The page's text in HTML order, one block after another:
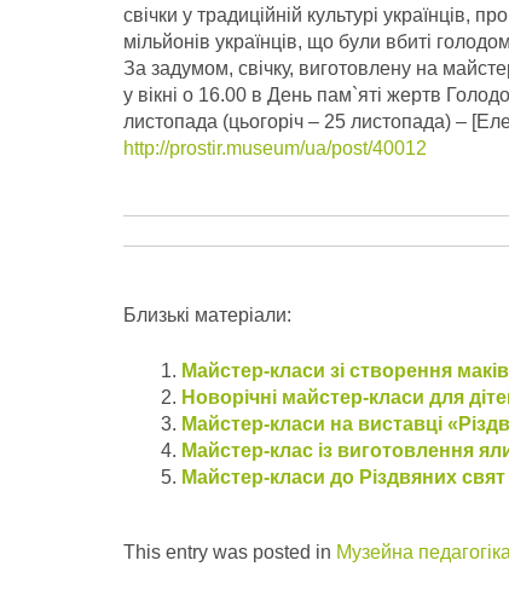
свічки у традиційній культурі українців,
мільйонів українців, що були вбиті
За задумом, свічку, виготовлену на
у вікні о 16.00 в День пам`яті жертв
листопада (цьогоріч – 25 листопада) –
http://prostir.museum/ua/post/40012
Близькі матеріали:
Майстер-класи зі створення
Новорічні майстер-класи для
Майстер-класи на виставці
Майстер-клас із виготовлення
Майстер-класи до Різдвяних свят
This entry was posted in Музейна педагогіка